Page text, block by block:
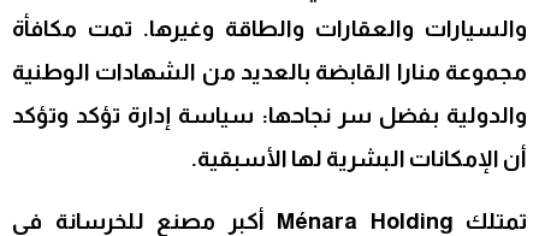
والسيارات والعقارات والطاقة وغيرها. تمت مكافأة
مجموعة منارا القابضة بالعديد من الشهادات الوطنية
والدولية بفضل سر نجاحها: سياسة إدارة تؤكد وتؤكد
أن الإمكانات البشرية لها الأسبقية.
تمتلك Ménara Holding أكبر مصنع للخرسانة في